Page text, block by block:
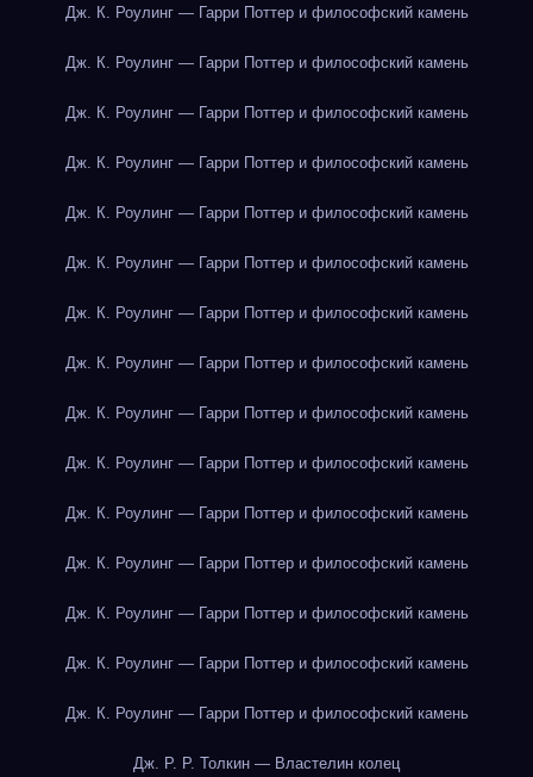
Дж. К. Роулинг — Гарри Поттер и философский камень
Дж. К. Роулинг — Гарри Поттер и философский камень
Дж. К. Роулинг — Гарри Поттер и философский камень
Дж. К. Роулинг — Гарри Поттер и философский камень
Дж. К. Роулинг — Гарри Поттер и философский камень
Дж. К. Роулинг — Гарри Поттер и философский камень
Дж. К. Роулинг — Гарри Поттер и философский камень
Дж. К. Роулинг — Гарри Поттер и философский камень
Дж. К. Роулинг — Гарри Поттер и философский камень
Дж. К. Роулинг — Гарри Поттер и философский камень
Дж. К. Роулинг — Гарри Поттер и философский камень
Дж. К. Роулинг — Гарри Поттер и философский камень
Дж. К. Роулинг — Гарри Поттер и философский камень
Дж. К. Роулинг — Гарри Поттер и философский камень
Дж. К. Роулинг — Гарри Поттер и философский камень
Дж. Р. Р. Толкин — Властелин колец